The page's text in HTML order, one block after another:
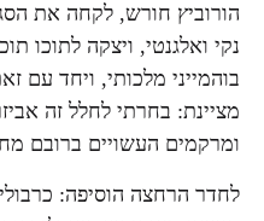
הורוביץ חורש, לקחה את
נקי ואלגנטי, ויצקה לתוכו
בוהמייני מלכותי, ויחד עם
מציינת: בחרתי לחלל זה
ומרקמים העשויים ברובם
לחדר הרחצה הוסיפה: